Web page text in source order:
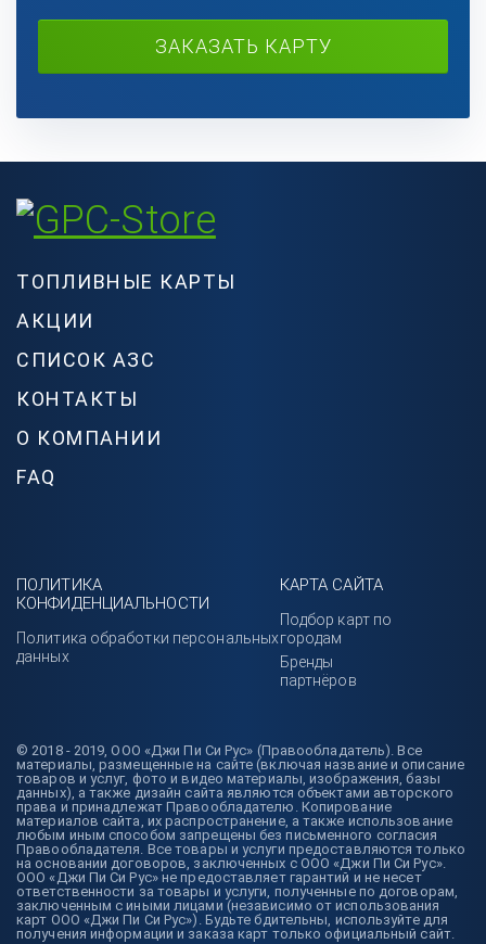
ЗАКАЗАТЬ КАРТУ
ТОПЛИВНЫЕ КАРТЫ
АКЦИИ
СПИСОК АЗС
КОНТАКТЫ
О КОМПАНИИ
FAQ
© 2018 - 2019, ООО «Джи Пи Си Рус» (Правообладатель). Все
материалы, размещенные на сайте (включая название и описание
товаров и услуг, фото и видео материалы, изображения, базы
данных), а также дизайн сайта являются объектами авторского
права и принадлежат Правообладателю. Копирование
материалов сайта, их распространение, а также использование
любым иным способом запрещены без письменного согласия
Правообладателя. Все товары и услуги предоставляются только
на основании договоров, заключенных с ООО «Джи Пи Си Рус».
ООО «Джи Пи Си Рус» не предоставляет гарантий и не несет
ответственности за товары и услуги, полученные по договорам,
заключенным с иными лицами (независимо от использования
карт ООО «Джи Пи Си Рус»). Будьте бдительны, используйте для
получения информации и заказа карт только официальный сайт.
ПОЛИТИКА
КОНФИДЕНЦИАЛЬНОСТИ
Политика обработки персональных
данных
КАРТА САЙТА
Подбор карт по
городам
Бренды
партнёров